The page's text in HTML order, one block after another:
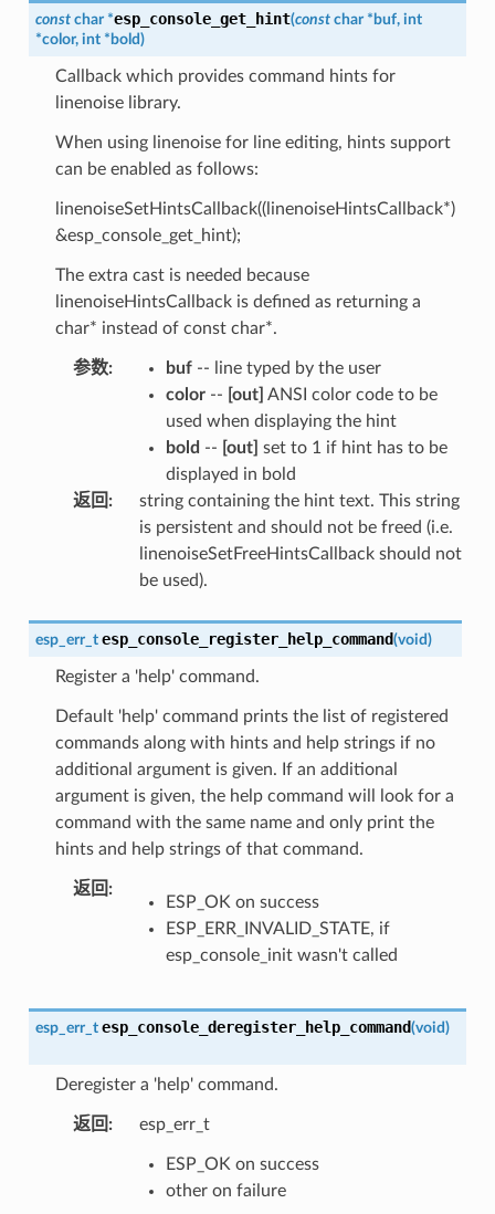
const char *esp_console_get_hint(const char * buf, int
*color, int * bold)
Callback which provides command hints for
linenoise library.
When using linenoise for line editing, hints support
can be enabled as follows:
linenoiseSetHintsCallback((linenoiseHintsCallback*)
&esp_console_get_hint);
The extra cast is needed because
linenoiseHintsCallback is defined as returning a
char* instead of const char*.
参数: buf-- line typed by the user
color-- [out] ANSI color code to be
used when displaying the hint
bold -- [out] set to 1 if hint has to be
displayed in bold
返回 :
string containing the hint text. This string
is persistent and should not be freed (i.e.
linenoiseSetFreeHintsCallback should not
be used).
esp_err_t esp_console_register_help_command(void)
Register a 'help' command.
Default 'help' command prints the list of registered
commands along with hints and help strings if no
additional argument is given. If an additional
argument is given, the help command will look for a
command with the same name and only print the
hints and help strings of that command.
返回 :
ESP_OK on success
ESP_ERR_INVALID_STATE, if
esp_console_init wasn't called
esp_err_t esp_console_deregister_help_command(void)
Deregister a 'help' command.
返回 : esp_err_t
ESP_OK on success
other on failure